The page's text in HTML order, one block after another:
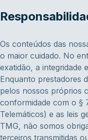
Os conteúdos das
o maior cuidado. No
exatidão, a integridade
Enquanto prestadores
pelos nossos próprios
conformidade com o §
Telemáticos) e as leis
TMG, não somos
terceiros transmitidas